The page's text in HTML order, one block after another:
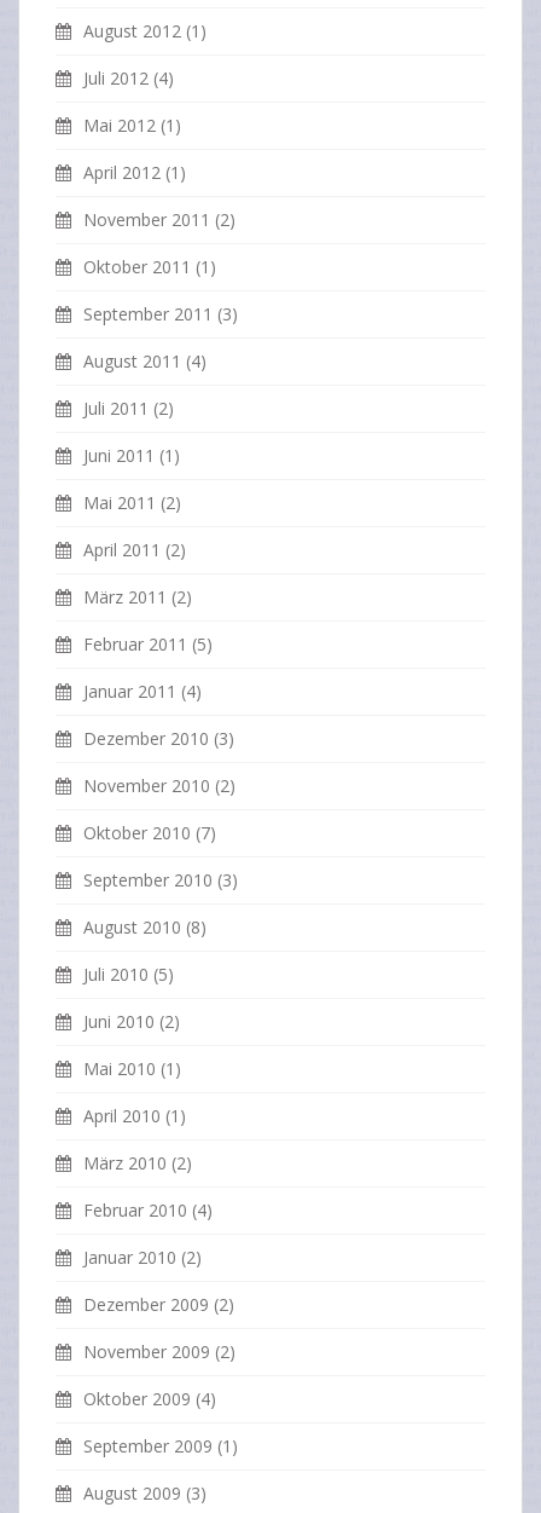
August 2012 (1)
Juli 2012 (4)
Mai 2012 (1)
April 2012 (1)
November 2011 (2)
Oktober 2011 (1)
September 2011 (3)
August 2011 (4)
Juli 2011 (2)
Juni 2011 (1)
Mai 2011 (2)
April 2011 (2)
März 2011 (2)
Februar 2011 (5)
Januar 2011 (4)
Dezember 2010 (3)
November 2010 (2)
Oktober 2010 (7)
September 2010 (3)
August 2010 (8)
Juli 2010 (5)
Juni 2010 (2)
Mai 2010 (1)
April 2010 (1)
März 2010 (2)
Februar 2010 (4)
Januar 2010 (2)
Dezember 2009 (2)
November 2009 (2)
Oktober 2009 (4)
September 2009 (1)
August 2009 (3)